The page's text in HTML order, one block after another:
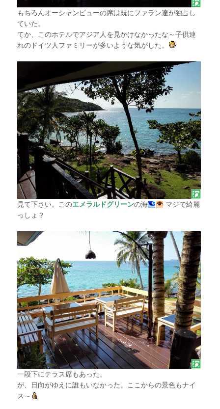
もちろんオーシャンビューの席は既にファラン達が独占し
ていた。
てか、このホテルでアジア人を見かけなかったな～子供連
れのドイツ人ファミリーが多いような気がした。
見て下さい。このエメラルドグリーンの海
マジで綺麗
っしょ？
一段下にテラス席もあった。
が、日向がゆえに誰もいなかった。ここからの景色もナイ
ス～